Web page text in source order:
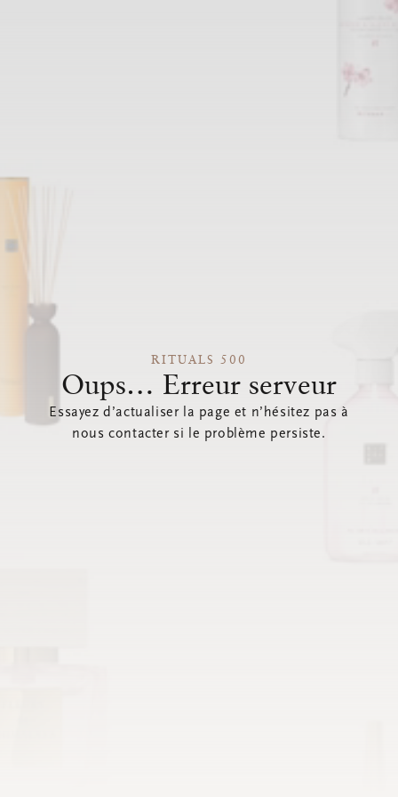
RITUALS 500
Oups… Erreur serveur
Essayez d’actualiser la page et n’hésitez pas à
nous contacter si le problème persiste.